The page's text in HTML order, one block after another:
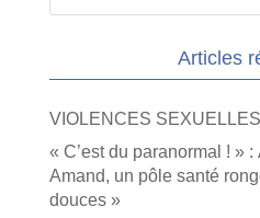
Articles
VIOLENCES SEXUELLES
« C’est du paranormal ! »
Amand, un pôle santé
douces »